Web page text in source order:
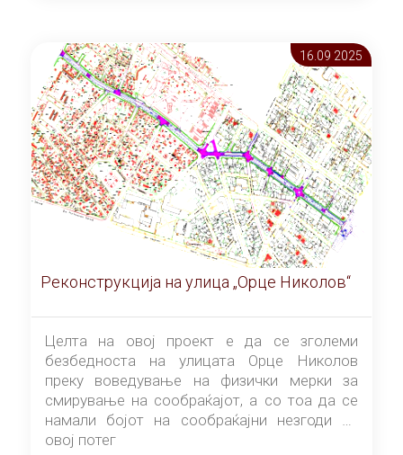
16.09 2025
Реконструкција на улица „Орце Николов“
Целта на овој проект е да се зголеми
безбедноста на улицата Орце Николов
преку воведување на физички мерки за
смирување на сообраќајот, а со тоа да се
намали бојот на сообраќајни незгоди на
овој потег